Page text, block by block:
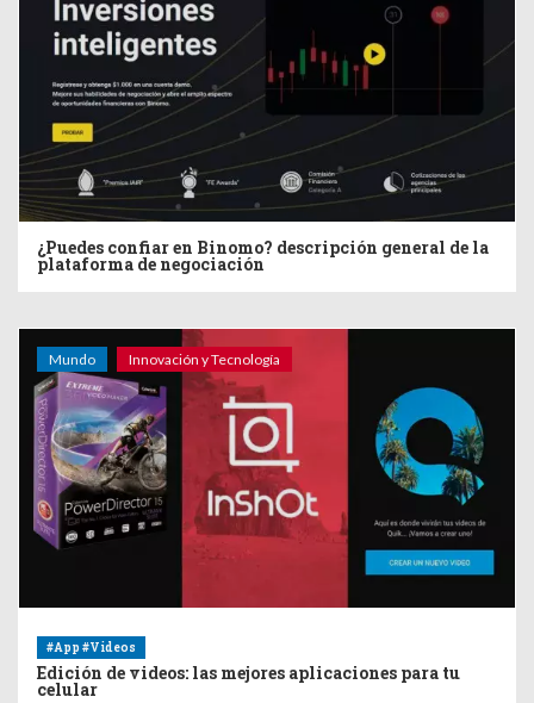
¿Puedes confiar en Binomo? descripción general de la
plataforma de negociación
Mundo Innovación y Tecnología
#App #Videos
Edición de videos: las mejores aplicaciones para tu
celular